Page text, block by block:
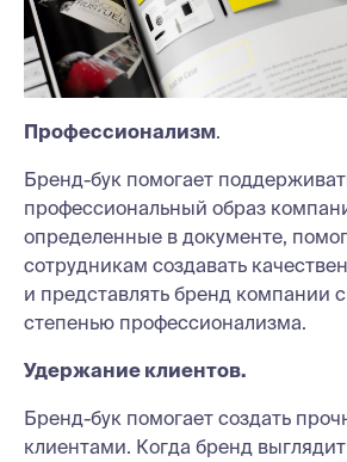
Профессионализм.
Бренд-бук помогает
профессиональный образ
определенные в документе,
сотрудникам создавать
и представлять бренд компании
степенью профессионализма.
Удержание клиентов.
Бренд-бук помогает создать
клиентами. Когда бренд